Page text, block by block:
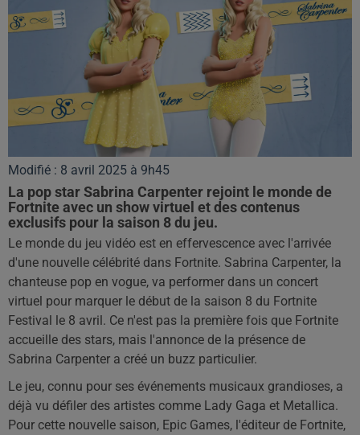
Modifié : 8 avril 2025 à 9h45
La pop star Sabrina Carpenter rejoint le monde de
Fortnite avec un show virtuel et des contenus
exclusifs pour la saison 8 du jeu.
Le monde du jeu vidéo est en effervescence avec l'arrivée
d'une nouvelle célébrité dans Fortnite. Sabrina Carpenter, la
chanteuse pop en vogue, va performer dans un concert
virtuel pour marquer le début de la saison 8 du Fortnite
Festival le 8 avril. Ce n'est pas la première fois que Fortnite
accueille des stars, mais l'annonce de la présence de
Sabrina Carpenter a créé un buzz particulier.
Le jeu, connu pour ses événements musicaux grandioses, a
déjà vu défiler des artistes comme Lady Gaga et Metallica.
Pour cette nouvelle saison, Epic Games, l'éditeur de Fortnite,